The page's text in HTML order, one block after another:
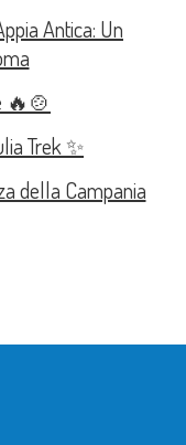
Antica: Un
🔥🍲
Trek ✨
della Campania